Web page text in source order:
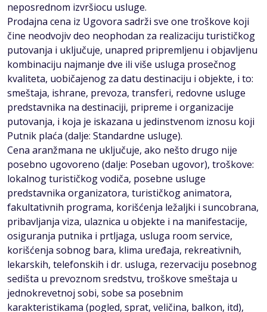
neposrednom izvršiocu usluge.
Prodajna cena iz Ugovora sadrži sve one troškove koji
čine neodvojiv deo neophodan za realizaciju turističkog
putovanja i uključuje, unapred pripremljenu i objavljenu
kombinaciju najmanje dve ili više usluga prosečnog
kvaliteta, uobičajenog za datu destinaciju i objekte, i to:
smeštaja, ishrane, prevoza, transferi, redovne usluge
predstavnika na destinaciji, pripreme i organizacije
putovanja, i koja je iskazana u jedinstvenom iznosu koji
Putnik plaća (dalje: Standardne usluge).
Cena aranžmana ne uključuje, ako nešto drugo nije
posebno ugovoreno (dalje: Poseban ugovor), troškove:
lokalnog turističkog vodiča, posebne usluge
predstavnika organizatora, turističkog animatora,
fakultativnih programa, korišćenja ležaljki i suncobrana,
pribavljanja viza, ulaznica u objekte i na manifestacije,
osiguranja putnika i prtljaga, usluga room service,
korišćenja sobnog bara, klima uređaja, rekreativnih,
lekarskih, telefonskih i dr. usluga, rezervaciju posebnog
sedišta u prevoznom sredstvu, troškove smeštaja u
jednokrevetnoj sobi, sobe sa posebnim
karakteristikama (pogled, sprat, veličina, balkon, itd),